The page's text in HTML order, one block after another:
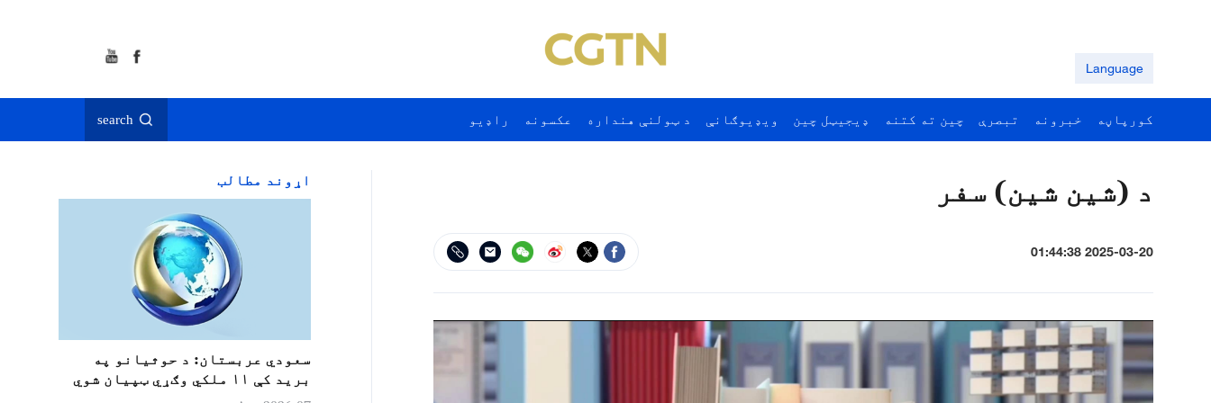
Language
کورپاڼه خبرونه تبصرې چين ته کتنه ډيجيټل چين ويډيوګانې د ټولنې هنداره عکسونه راډيو search
د (شین شین) سفر
2025-03-20 01:44:38
اړوند مطالب
سعودي عربستان: د حوثیانو په
برید کې ۱۱ ملکي وګړي ټپیان شوي